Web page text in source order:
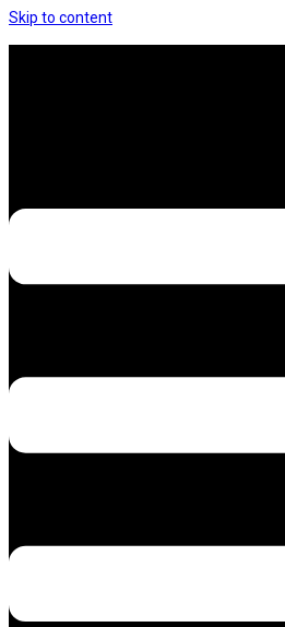
Skip to content